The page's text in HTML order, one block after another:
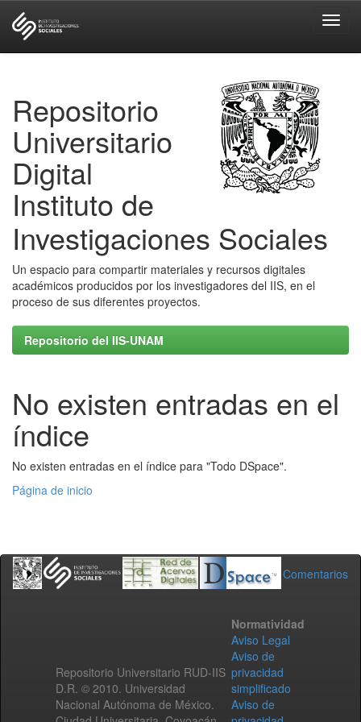
Repositorio
Universitario
Digital
Instituto de
Investigaciones Sociales
Un espacio para compartir materiales y recursos digitales
académicos producidos por los investigadores del IIS, en el
proceso de sus diferentes proyectos.
Repositorio del IIS-UNAM
No existen entradas en el
índice
No existen entradas en el índice para "Todo DSpace".
Página de inicio
Comentarios
Repositorio Universitario RUD-IIS
D.R. © 2010. Universidad
Nacional Autónoma de México.
Normatividad
Aviso Legal
Aviso de
privacidad
simplificado
Aviso de